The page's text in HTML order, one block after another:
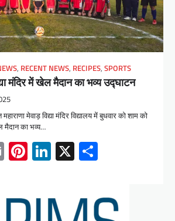
, RECENT NEWS, RECIPES, SPORTS
मंदिर में खेल मैदान का भव्य उद्घाटन
मेवाड़ विद्या मंदिर विद्यालय में बुधवार को शाम को
मैदान का भव्य…
EmailPinterest
LinkedIn
X